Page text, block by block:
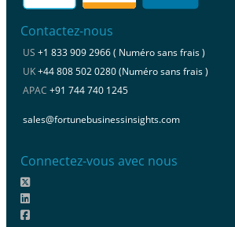
Contactez-nous
US +1 833 909 2966 ( Numéro sans frais )
UK+44 808 502 0280 (Numéro sans frais )
APAC +91 744 740 1245
sales@fortunebusinessinsights.com
Connectez-vous avec nous